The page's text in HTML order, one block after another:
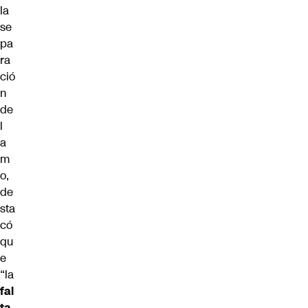
la
se
pa
ra
ció
n
de
l
a
m
o,
de
sta
có
qu
e
“la
fal